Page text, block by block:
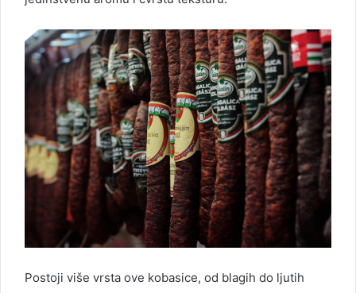
Postoji više vrsta ove kobasice, od blagih do ljutih